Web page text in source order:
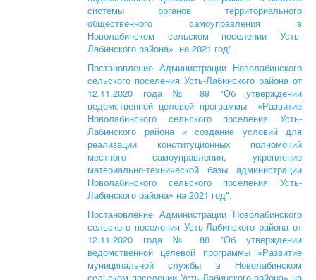
системы органов территориального
общественного самоуправления в
Новолабинском сельском поселении Усть-
Лабинского района» на 2021 год".
Постановление Администрации Новолабинского
сельского поселения Усть-Лабинского района от
12.11.2020 года № 89 "Об утверждении
ведомственной целевой программы «Развитие
Новолабинского сельского поселения Усть-
Лабинского района и создание условий для
реализации конституционных полномочий
местного самоуправления, укрепление
материально-технической базы администрации
Новолабинского сельского поселения Усть-
Лабинского района» на 2021 год".
Постановление Администрации Новолабинского
сельского поселения Усть-Лабинского района от
12.11.2020 года № 88 "Об утверждении
ведомственной целевой программы «Развитие
муниципальной службы в Новолабинском